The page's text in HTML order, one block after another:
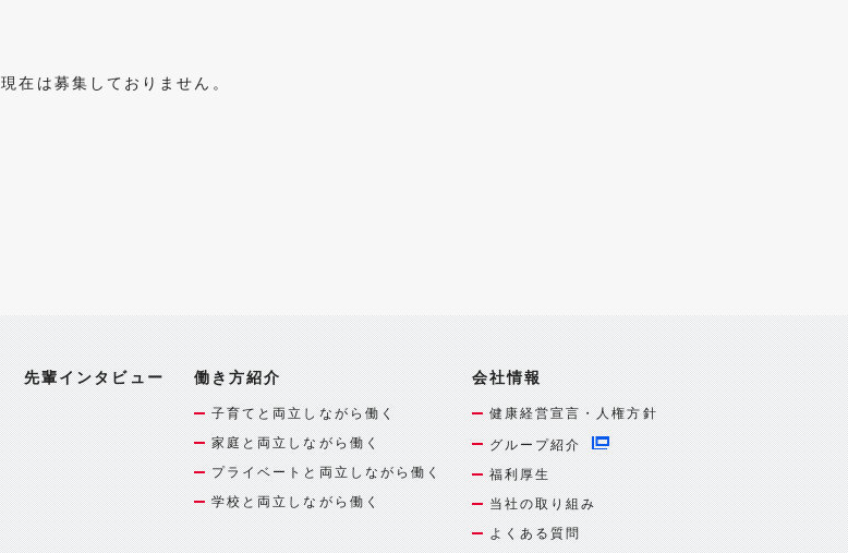
現在は募集しておりません。
先輩インタビュー 働き方紹介
子育てと両立しながら働く
家庭と両立しながら働く
プライベートと両立しながら働く
学校と両立しながら働く
会社情報
健康経営宣言・人権方針
グループ紹介
福利厚生
当社の取り組み
よくある質問